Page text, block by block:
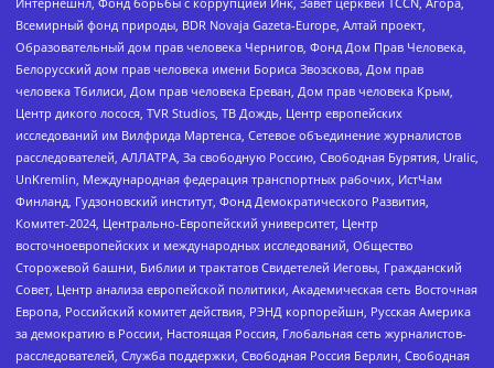
Всемирный фонд природы, BDR Novaja Gazeta-Europe, Алтай проект,
Образовательный дом прав человека Чернигов, Фонд Дом Прав Человека,
Белорусский дом прав человека имени Бориса Звозскова, Дом прав
человека Тбилиси, Дом прав человека Ереван, Дом прав человека Крым,
Центр дикого лосося, TVR Studios, ТВ Дождь, Центр европейских
исследований им Вилфрида Мартенса, Сетевое объединение журналистов
расследователей, АЛЛАТРА, За свободную Россию, Свободная Бурятия, Uralic,
UnKremlin, Международная федерация транспортных рабочих, ИстЧам
Финланд, Гудзоновский институт, Фонд Демократического Развития,
Комитет-2024, Центрально-Европейский университет, Центр
восточноевропейских и международных исследований, Общество
Сторожевой башни, Библии и трактатов Свидетелей Иеговы, Гражданский
Совет, Центр анализа европейской политики, Академическая сеть Восточная
Европа, Российский комитет действия, РЭНД корпорейшн, Русская Америка
за демократию в России, Настоящая Россия, Глобальная сеть журналистов-
расследователей, Служба поддержки, Свободная Россия Берлин, Свободная